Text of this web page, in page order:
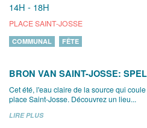
14H - 18H
PLACE SAINT-JOSSE
COMMUNAL FÊTE
BRON VAN SAINT-JOSSE:
Cet été, l'eau claire de la source qui
place Saint-Josse. Découvrez un lieu...
LIRE PLUS